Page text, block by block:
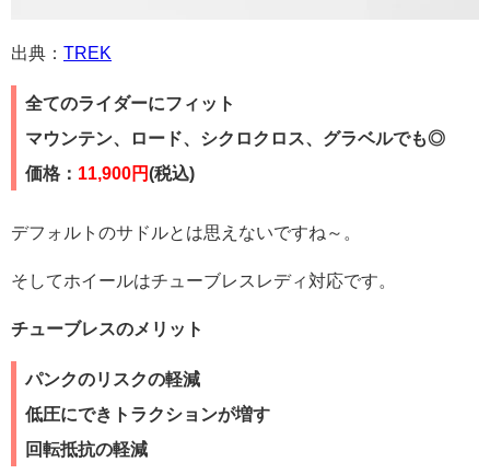
出典： TREK
全てのライダーにフィット
マウンテン、ロード、シクロクロス、グラベルでも◎
価格： 11,900円(税込)
デフォルトのサドルとは思えないですね～。
そしてホイールはチューブレスレディ対応です。
チューブレスのメリット
パンクのリスクの軽減
低圧にできトラクションが増す
回転抵抗の軽減